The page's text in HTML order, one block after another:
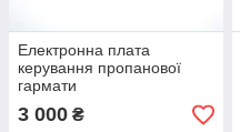
Електронна плата
керування пропанової
гармати
3 000 ₴